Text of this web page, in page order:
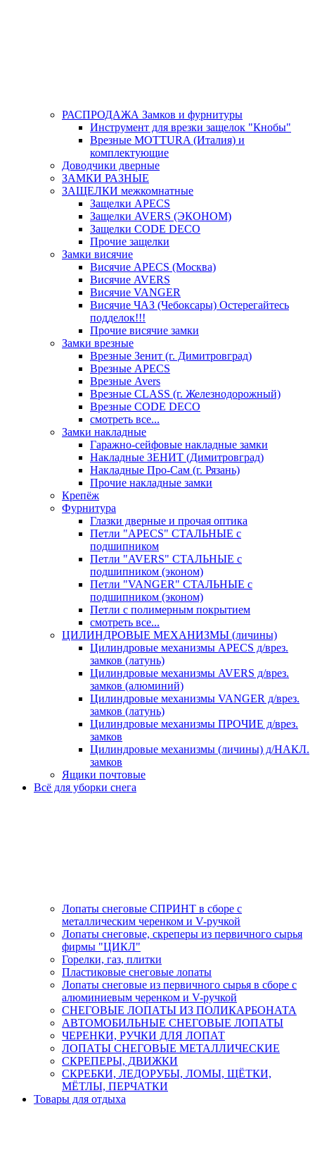
РАСПРОДАЖА Замков и фурнитуры
Инструмент для врезки защелок "Кнобы"
Врезные MOTTURA (Италия) и
комплектующие
Доводчики дверные
ЗАМКИ РАЗНЫЕ
ЗАЩЕЛКИ межкомнатные
Защелки APECS
Защелки AVERS (ЭКОНОМ)
Защелки CODE DECO
Прочие защелки
Замки висячие
Висячие APECS (Москва)
Висячие AVERS
Висячие VANGER
Висячие ЧАЗ (Чебоксары) Остерегайтесь
подделок!!!
Прочие висячие замки
Замки врезные
Врезные Зенит (г. Димитровград)
Врезные APECS
Врезные Avers
Врезные CLASS (г. Железнодорожный)
Врезные CODE DECO
смотреть все...
Замки накладные
Гаражно-сейфовые накладные замки
Накладные ЗЕНИТ (Димитровград)
Накладные Про-Сам (г. Рязань)
Прочие накладные замки
Крепёж
Фурнитура
Глазки дверные и прочая оптика
Петли "APECS" СТАЛЬНЫЕ с
подшипником
Петли "AVERS" СТАЛЬНЫЕ с
подшипником (эконом)
Петли "VANGER" СТАЛЬНЫЕ с
подшипником (эконом)
Петли с полимерным покрытием
смотреть все...
ЦИЛИНДРОВЫЕ МЕХАНИЗМЫ (личины)
Цилиндровые механизмы APECS д/врез.
замков (латунь)
Цилиндровые механизмы AVERS д/врез.
замков (алюминий)
Цилиндровые механизмы VANGER д/врез.
замков (латунь)
Цилиндровые механизмы ПРОЧИЕ д/врез.
замков
Цилиндровые механизмы (личины) д/НАКЛ.
замков
Ящики почтовые
Всё для уборки снега
Лопаты снеговые СПРИНТ в сборе с
металлическим черенком и V-ручкой
Лопаты снеговые, скреперы из первичного сырья
фирмы "ЦИКЛ"
Горелки, газ, плитки
Пластиковые снеговые лопаты
Лопаты снеговые из первичного сырья в сборе с
алюминиевым черенком и V-ручкой
СНЕГОВЫЕ ЛОПАТЫ ИЗ ПОЛИКАРБОНАТА
АВТОМОБИЛЬНЫЕ СНЕГОВЫЕ ЛОПАТЫ
ЧЕРЕНКИ, РУЧКИ ДЛЯ ЛОПАТ
ЛОПАТЫ СНЕГОВЫЕ МЕТАЛЛИЧЕСКИЕ
СКРЕПЕРЫ, ДВИЖКИ
СКРЕБКИ, ЛЕДОРУБЫ, ЛОМЫ, ЩЁТКИ,
МЁТЛЫ, ПЕРЧАТКИ
Товары для отдыха